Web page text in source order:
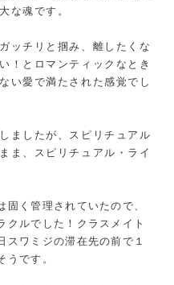
な魂です。
ッチリと掴み、離したくな
！とロマンティックなとき
い愛で満たされた感覚でし
ましたが、スピリチュアル
ま、スピリチュアル・ライ
固く管理されていたので、
クルでした！クラスメイト
ワミジの滞在先の前で１
うです。